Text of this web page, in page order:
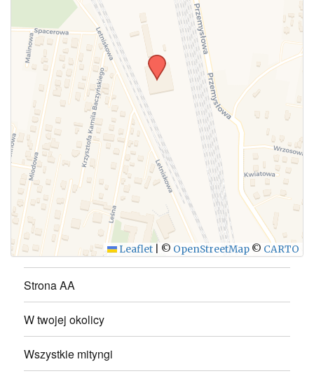
WYŚLIJ
Leaflet © OpenStreetMap © CARTO
Strona AA
W twojej okolicy
Wszystkie mityngi